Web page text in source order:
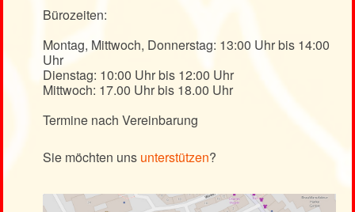
Bürozeiten:
Montag, Mittwoch, Donnerstag: 13:00 Uhr bis 14:00
Uhr
Dienstag: 10:00 Uhr bis 12:00 Uhr
Mittwoch: 17.00 Uhr bis 18.00 Uhr
Termine nach Vereinbarung
Sie möchten uns unterstützen?